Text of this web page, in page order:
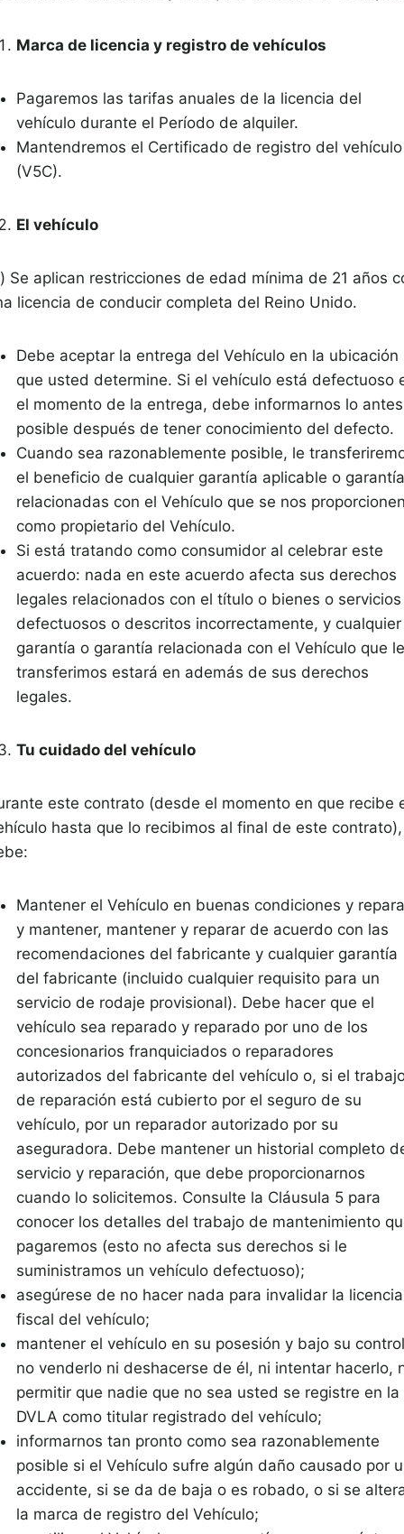
Marca de licencia y registro de vehículos
Pagaremos las tarifas anuales de la licencia del
vehículo durante el Período de alquiler.
Mantendremos el Certificado de registro del vehículo
(V5C).
El vehículo
Se aplican restricciones de edad mínima de 21 años
licencia de conducir completa del Reino Unido.
Debe aceptar la entrega del Vehículo en la ubicación
que usted determine. Si el vehículo está defectuoso
el momento de la entrega, debe informarnos lo antes
posible después de tener conocimiento del defecto.
Cuando sea razonablemente posible, le
el beneficio de cualquier garantía aplicable o
relacionadas con el Vehículo que se nos
como propietario del Vehículo.
Si está tratando como consumidor al celebrar este
acuerdo: nada en este acuerdo afecta sus derechos
legales relacionados con el título o bienes o servicios
defectuosos o descritos incorrectamente, y cualquier
garantía o garantía relacionada con el Vehículo que le
transferimos estará en además de sus derechos
legales.
Tu cuidado del vehículo
este contrato (desde el momento en que recibe
hasta que lo recibimos al final de este contrato),
Mantener el Vehículo en buenas condiciones y
y mantener, mantener y reparar de acuerdo con las
recomendaciones del fabricante y cualquier garantía
del fabricante (incluido cualquier requisito para un
servicio de rodaje provisional). Debe hacer que el
vehículo sea reparado y reparado por uno de los
concesionarios franquiciados o reparadores
autorizados del fabricante del vehículo o, si el
de reparación está cubierto por el seguro de su
vehículo, por un reparador autorizado por su
aseguradora. Debe mantener un historial completo
servicio y reparación, que debe proporcionarnos
cuando lo solicitemos. Consulte la Cláusula 5 para
conocer los detalles del trabajo de mantenimiento
pagaremos (esto no afecta sus derechos si le
suministramos un vehículo defectuoso);
asegúrese de no hacer nada para invalidar la licencia
fiscal del vehículo;
mantener el vehículo en su posesión y bajo su
no venderlo ni deshacerse de él, ni intentar hacerlo,
permitir que nadie que no sea usted se registre en la
DVLA como titular registrado del vehículo;
informarnos tan pronto como sea razonablemente
posible si el Vehículo sufre algún daño causado por
accidente, si se da de baja o es robado, o si se
la marca de registro del Vehículo;